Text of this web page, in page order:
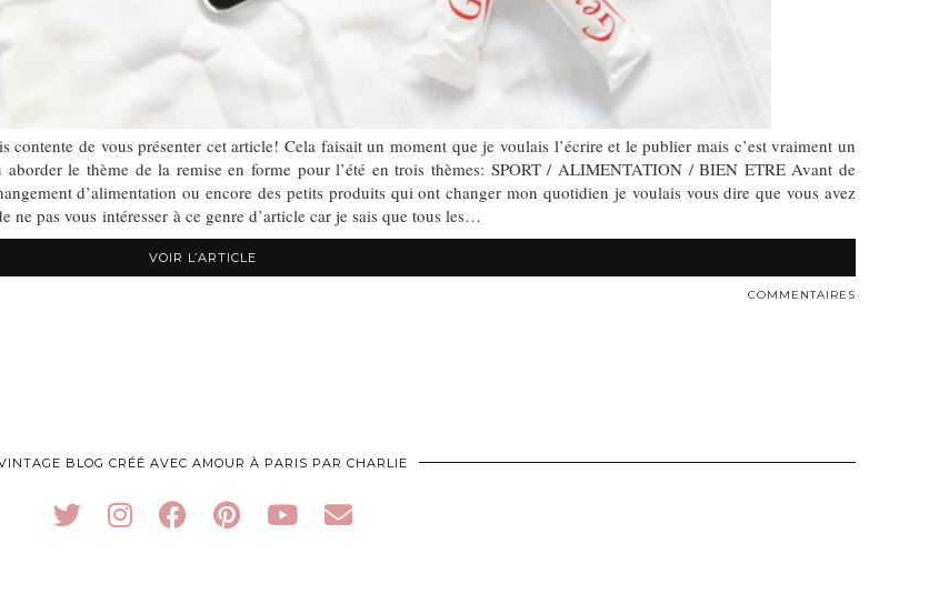
de vous présenter cet article! Cela faisait un moment que je voulais l’écrire et le publier mais c’est vraiment un
le thème de la remise en forme pour l’été en trois thèmes: SPORT / ALIMENTATION / BIEN ETRE Avant de
d’alimentation ou encore des petits produits qui ont changer mon quotidien je voulais vous dire que vous avez
pas vous intéresser à ce genre d’article car je sais que tous les…
VOIR L’ARTICLE
COMMENTAIRES
BLOG CRÉÉ AVEC AMOUR À PARIS PAR CHARLIE